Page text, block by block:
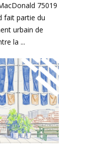
75019
fait partie du
urbain de
la